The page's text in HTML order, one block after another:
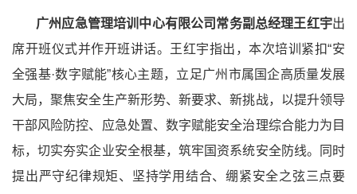
广州应急管理培训中心有限公司常务副总经理王红宇出
席开班仪式并作开班讲话。王红宇指出，本次培训紧扣“安
全强基·数字赋能”核心主题，立足广州市属国企高质量发展
大局，聚焦安全生产新形势、新要求、新挑战，以提升领导
干部风险防控、应急处置、数字赋能安全治理综合能力为目
标，切实夯实企业安全根基，筑牢国资系统安全防线。同时
提出严守纪律规矩、坚持学用结合、绷紧安全之弦三点要